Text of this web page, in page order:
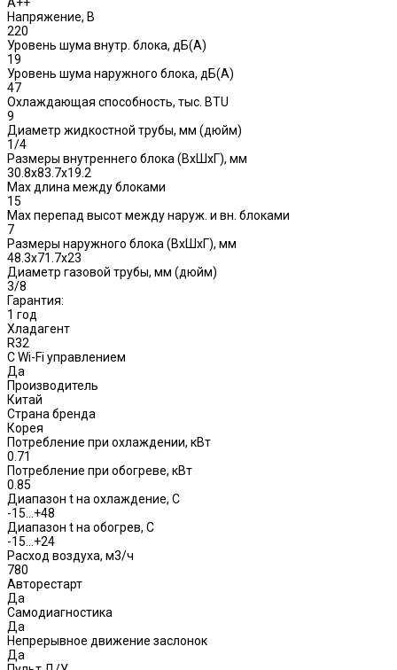
Напряжение, В
220
Уровень шума внутр. блока, дБ(А)
19
Уровень шума наружного блока, дБ(A)
47
Охлаждающая способность, тыс. BTU
9
Диаметр жидкостной трубы, мм (дюйм)
1/4
Размеры внутреннего блока (ВхШхГ), мм
30.8x83.7x19.2
Max длина между блоками
15
Max перепад высот между наруж. и вн. блоками
7
Размеры наружного блока (ВхШхГ), мм
48.3x71.7x23
Диаметр газовой трубы, мм (дюйм)
3/8
Гарантия:
1 год
Хладагент
R32
С Wi-Fi управлением
Да
Производитель
Китай
Страна бренда
Корея
Потребление при охлаждении, кВт
0.71
Потребление при обогреве, кВт
0.85
Диапазон t на охлаждение, С
-15…+48
Диапазон t на обогрев, С
-15…+24
Расход воздуха, м3/ч
780
Авторестарт
Да
Самодиагностика
Да
Непрерывное движение заслонок
Да